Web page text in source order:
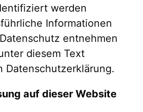
werden
Informationen
entnehmen
diesem Text
Datenschutzerklärung.
auf dieser Website